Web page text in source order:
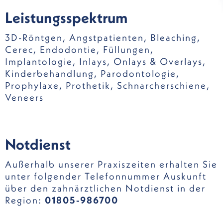
Leistungsspektrum
3D-Röntgen, Angstpatienten, Bleaching,
Cerec, Endodontie, Füllungen,
Implantologie, Inlays, Onlays & Overlays,
Kinderbehandlung, Parodontologie,
Prophylaxe, Prothetik, Schnarcherschiene,
Veneers
Notdienst
Außerhalb unserer Praxiszeiten erhalten Sie
unter folgender Telefonnummer Auskunft
über den zahnärztlichen Notdienst in der
Region: 01805-986700